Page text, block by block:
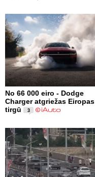
No 66 000 eiro - Dodge
Charger atgriežas Eiropas
tirgū
3